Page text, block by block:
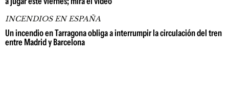
INCENDIOS EN ESPAÑA
Un incendio en Tarragona obliga a interrumpir la circulación del tren
entre Madrid y Barcelona